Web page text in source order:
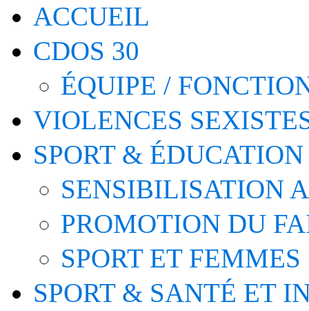
ACCUEIL
CDOS 30
ÉQUIPE /
VIOLENCES
SPORT &
SENSIBILISATION
PROMOTION DU
SPORT ET FEMMES
SPORT & SANTÉ ET